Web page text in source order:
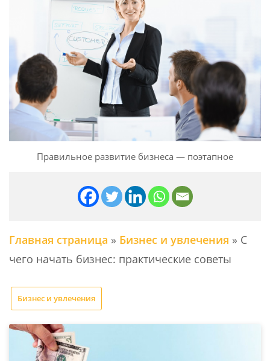
Правильное развитие бизнеса — поэтапное
Главная страница » Бизнес и увлечения » С
чего начать бизнес: практические советы
Бизнес и увлечения